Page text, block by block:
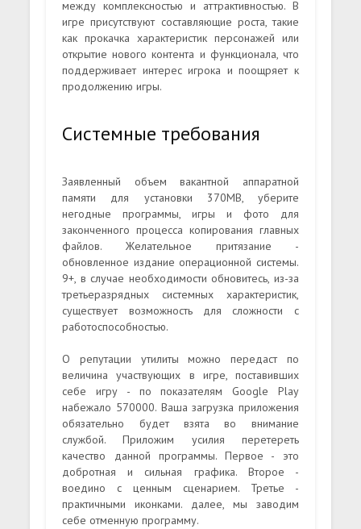
между комплексностью и аттрактивностью. В
игре присутствуют составляющие роста, такие
как прокачка характеристик персонажей или
открытие нового контента и функционала, что
поддерживает интерес игрока и поощряет к
продолжению игры.
Системные требования
Заявленный объем вакантной аппаратной
памяти для установки 370MB, уберите
негодные программы, игры и фото для
законченного процесса копирования главных
файлов. Желательное притязание -
обновленное издание операционной системы.
9+, в случае необходимости обновитесь, из-за
третьеразрядных системных характеристик,
существует возможность для сложности с
работоспособностью.
О репутации утилиты можно передаст по
величина участвующих в игре, поставивших
себе игру - по показателям Google Play
набежало 570000. Ваша загрузка приложения
обязательно будет взята во внимание
службой. Приложим усилия перетереть
качество данной программы. Первое - это
добротная и сильная графика. Второе -
воедино с ценным сценарием. Третье -
практичными иконками. далее, мы заводим
себе отменную программу.